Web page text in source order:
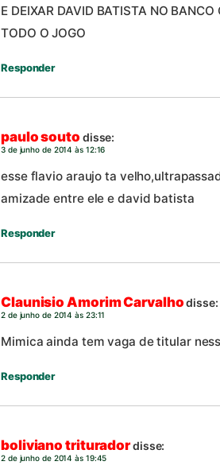
E DEIXAR DAVID BATISTA NO
TODO O JOGO
Responder
paulo souto disse:
3 de junho de 2014 às 12:16
esse flavio araujo ta
amizade entre ele e david batista
Responder
Claunisio Amorim Carvalho disse:
2 de junho de 2014 às 23:11
Mimica ainda tem vaga de titular
Responder
boliviano trituradordisse:
2 de junho de 2014 às 19:45